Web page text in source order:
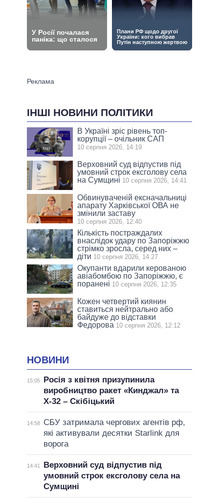
ІНШІ НОВИНИ ПОЛІТИКИ
В Україні зріс рівень топ-
корупції – очільник САП
10 серпня 2026, 14:19
Верховний суд відпустив під
умовний строк ексголову села
на Сумщині 10 серпня 2026, 14:41
Обвинуваченій ексначальниці
апарату Харківської ОВА не
змінили заставу
10 серпня 2026, 12:40
Кількість постраждалих
внаслідок удару по Запоріжжю
стрімко зросла, серед них –
діти 10 серпня 2026, 14:27
Окупанти вдарили керованою
авіабомбою по Запоріжжю, є
поранені 10 серпня 2026, 12:35
Кожен четвертий киянин
ставиться нейтрально або
байдуже до відставки
Федорова 10 серпня 2026, 12:12
НОВИНИ
15:05
Росія з квітня призупинила
виробництво ракет «Кинджал» та
Х-32 – Скібіцький
14:58
СБУ затримала чергових агентів рф,
які активували десятки Starlink для
ворога
14:41
Верховний суд відпустив під
умовний строк ексголову села на
Сумщині